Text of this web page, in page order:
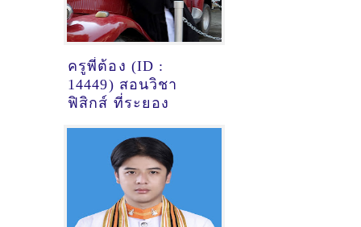
ครูพี่ต้อง (ID :
14449) สอนวิชา
ฟิสิกส์ ที่ระยอง